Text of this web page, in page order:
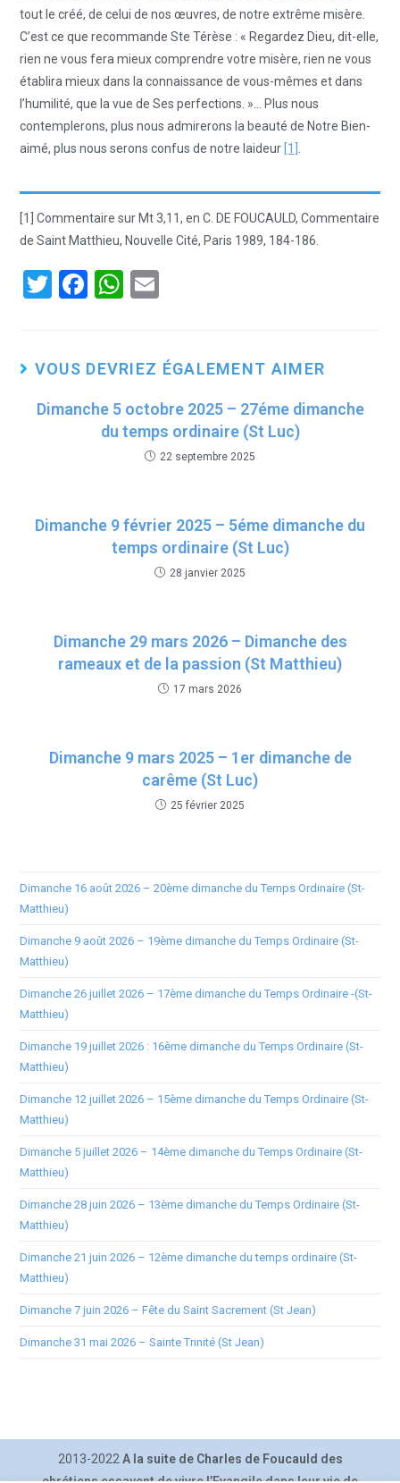
tout le créé, de celui de nos œuvres, de notre extrême misère.
C’est ce que recommande Ste Térèse : « Regardez Dieu, dit-elle,
rien ne vous fera mieux comprendre votre misère, rien ne vous
établira mieux dans la connaissance de vous-mêmes et dans
l’humilité, que la vue de Ses perfections. »… Plus nous
contemplerons, plus nous admirerons la beauté de Notre Bien-
aimé, plus nous serons confus de notre laideur [1]
[1] Commentaire sur Mt 3,11, en C. DE FOUCAULD, Commentaire
de Saint Matthieu, Nouvelle Cité, Paris 1989, 184-186.
T
er
F
b
o
o
W
s
A
p
VOUS DEVRIEZ ÉGALEMENT AIMER
Dimanche 5 octobre 2025 – 27éme dimanche
du temps ordinaire (St Luc)
22 septembre 2025
Dimanche 9 février 2025 – 5éme dimanche du
temps ordinaire (St Luc)
28 janvier 2025
Dimanche 29 mars 2026 – Dimanche des
rameaux et de la passion (St Matthieu)
17 mars 2026
Dimanche 9 mars 2025 – 1er dimanche de
carême (St Luc)
25 février 2025
Dimanche 16 août 2026 – 20ème dimanche du Temps Ordinaire (St-
Matthieu)
Dimanche 9 août 2026 – 19ème dimanche du Temps Ordinaire (St-
Matthieu)
Dimanche 26 juillet 2026 – 17ème dimanche du Temps Ordinaire -(St-
Matthieu)
Dimanche 19 juillet 2026 : 16ème dimanche du Temps Ordinaire (St-
Matthieu)
Dimanche 12 juillet 2026 – 15ème dimanche du Temps Ordinaire (St-
Matthieu)
Dimanche 5 juillet 2026 – 14ème dimanche du Temps Ordinaire (St-
Matthieu)
Dimanche 28 juin 2026 – 13ème dimanche du Temps Ordinaire (St-
Matthieu)
Dimanche 21 juin 2026 – 12ème dimanche du temps ordinaire (St-
Matthieu)
Dimanche 7 juin 2026 – Fête du Saint Sacrement (St Jean)
Dimanche 31 mai 2026 – Sainte Trinité (St Jean)
2013-2022 A la suite de Charles de Foucauld des